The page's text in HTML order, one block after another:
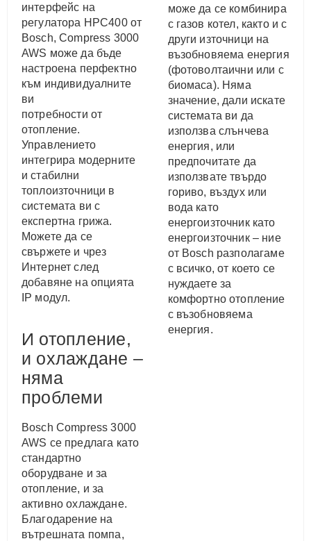
интерфейс на
регулатора HPC400 от
Bosch, Compress 3000
AWS може да бъде
настроена перфектно
към индивидуалните
ви
потребности от
отопление.
Управлението
интегрира модерните
и стабилни
топлоизточници в
системата ви с
експертна грижа.
Можете да се
свържете и чрез
Интернет след
добавяне на опцията
IP модул.
И отопление,
и охлаждане –
няма
проблеми
Bosch Compress 3000
AWS се предлага като
стандартно
оборудване и за
отопление, и за
активно охлаждане.
Благодарение на
вътрешната помпа,
може да се комбинира
с газов котел, както и с
други източници на
възобновяема енергия
(фотоволтаични или с
биомаса). Няма
значение, дали искате
системата ви да
използва слънчева
енергия, или
предпочитате да
използвате твърдо
гориво, въздух или
вода като
енергоизточник като
енергоизточник – ние
от Bosch разполагаме
с всичко, от което се
нуждаете за
комфортно отопление
с възобновяема
енергия.